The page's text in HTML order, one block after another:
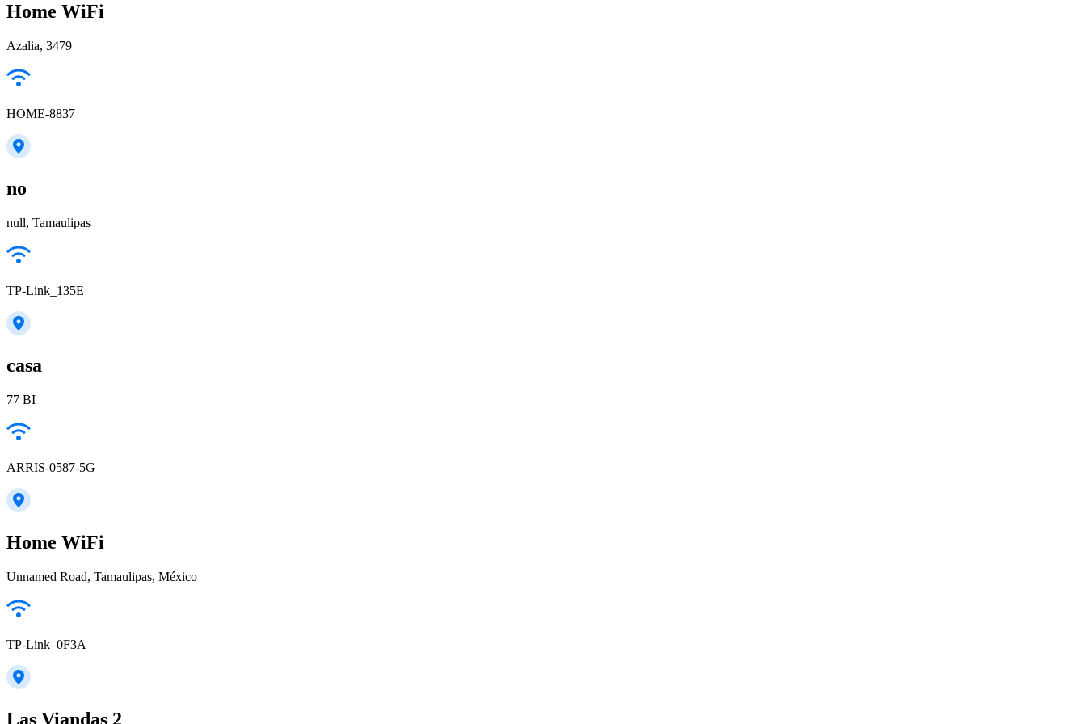
Home WiFi
Azalia, 3479
HOME-8837
no
null, Tamaulipas
TP-Link_135E
casa
77 BI
ARRIS-0587-5G
Home WiFi
Unnamed Road, Tamaulipas, México
TP-Link_0F3A
Las Viandas 2